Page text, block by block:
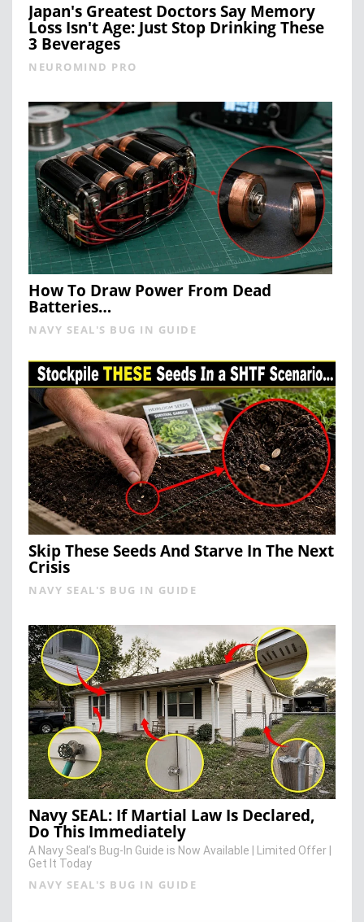
Japan's Greatest Doctors Say Memory
Loss Isn't Age: Just Stop Drinking These
3 Beverages
NEUROMIND PRO
How To Draw Power From Dead
Batteries…
NAVY SEAL'S BUG IN GUIDE
Skip These Seeds And Starve In The Next
Crisis
NAVY SEAL'S BUG IN GUIDE
Navy SEAL: If Martial Law Is Declared,
Do This Immediately
A Navy Seal’s Bug-In Guide is Now Available | Limited Offer |
Get It Today
NAVY SEAL'S BUG IN GUIDE